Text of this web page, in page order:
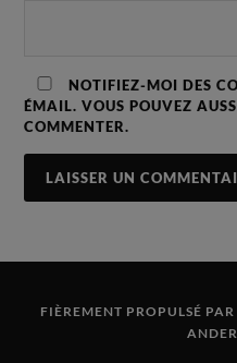
NOTIFIEZ-MOI DES
ÉMAIL. VOUS POUVEZ
COMMENTER.
FIÈREMENT PROPULSÉ PAR